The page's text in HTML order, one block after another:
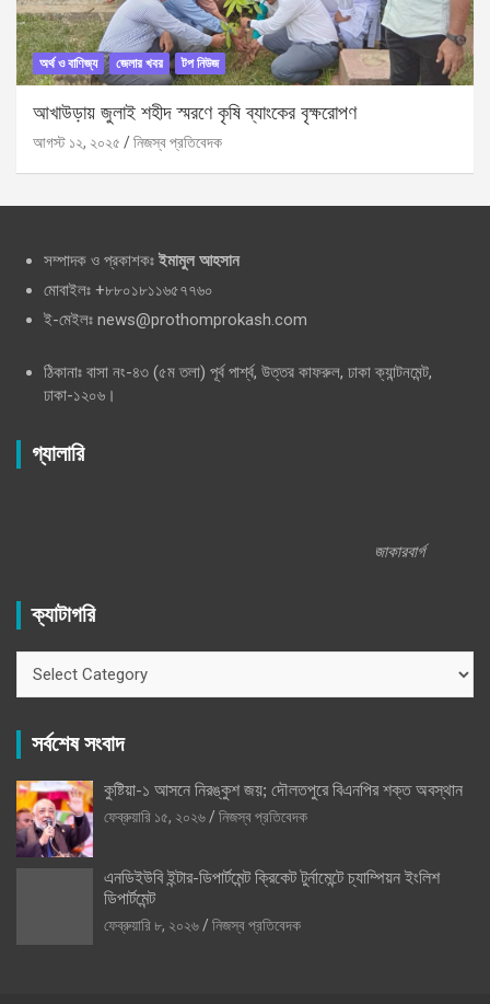
অর্থ ও বাণিজ্য জেলার খবর টপ নিউজ
আখাউড়ায় জুলাই শহীদ স্মরণে কৃষি ব্যাংকের বৃক্ষরোপণ
আগস্ট ১২, ২০২৫ নিজস্ব প্রতিবেদক
সম্পাদক ও প্রকাশকঃ ইমামুল আহসান
মোবাইলঃ +৮৮০১৮১১৬৫৭৭৬০
ই-মেইলঃ news@prothomprokash.com
ঠিকানাঃ বাসা নং-৪৩ (৫ম তলা) পূর্ব পার্শ্ব, উত্তর কাফরুল, ঢাকা ক্যান্টনমেন্ট,
ঢাকা-১২০৬।
গ্যালারি
জাকারবার্গ
ক্যাটাগরি
সর্বশেষ সংবাদ
কুষ্টিয়া-১ আসনে নিরঙ্কুশ জয়; দৌলতপুরে বিএনপির শক্ত অবস্থান
ফেব্রুয়ারি ১৫, ২০২৬
নিজস্ব প্রতিবেদক
এনডিইউবি ইন্টার-ডিপার্টমেন্ট ক্রিকেট টুর্নামেন্টে চ্যাম্পিয়ন ইংলিশ
ডিপার্টমেন্ট
ফেব্রুয়ারি ৮, ২০২৬
নিজস্ব প্রতিবেদক